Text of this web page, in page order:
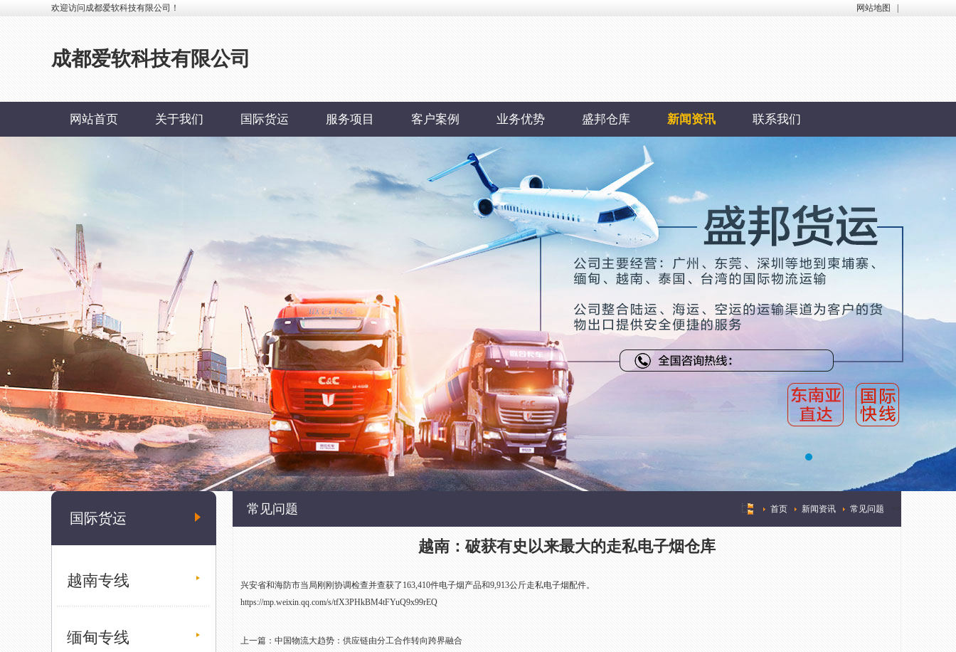
欢迎访问成都爱软科技有限公司！ 网站地图
成都爱软科技有限公司
网站首页 关于我们 国际货运 服务项目 客户案例 业务优势 盛邦仓库 新闻资讯 联系我们
国际货运
越南专线
缅甸专线
常见问题 首页 新闻资讯 常见问题
越南：破获有史以来最大的走私电子烟仓库
兴安省和海防市当局刚刚协调检查并查获了163,410件电子烟产品和9,913公斤走私电子烟配件。
https://mp.weixin.qq.com/s/tfX3PHkBM4tFYuQ9x99rEQ
上一篇： 中国物流大趋势：供应链由分工合作转向跨界融合